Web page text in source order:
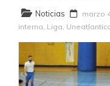
Noticias marzo
interna, Liga,